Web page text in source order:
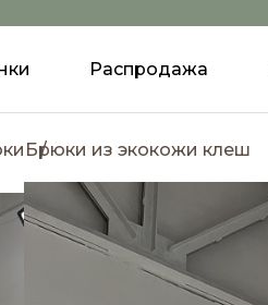
Распродажа
Брюки из экокожи клеш